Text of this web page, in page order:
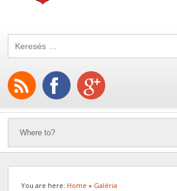
You are here: Home » Galéria